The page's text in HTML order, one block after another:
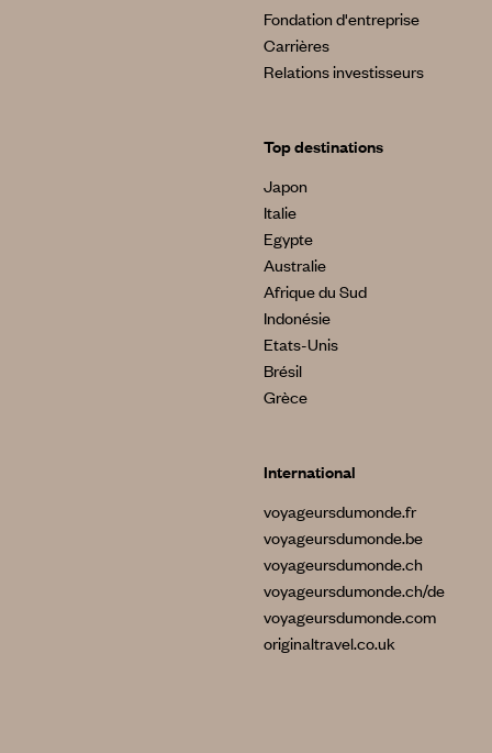
Fondation d'entreprise
Carrières
Relations investisseurs
Top destinations
Japon
Italie
Egypte
Australie
Afrique du Sud
Indonésie
Etats-Unis
Brésil
Grèce
International
voyageursdumonde.fr
voyageursdumonde.be
voyageursdumonde.ch
voyageursdumonde.ch/de
voyageursdumonde.com
originaltravel.co.uk